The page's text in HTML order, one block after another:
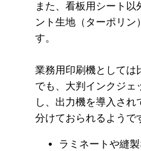
また、看板用シート
ント生地（ターポリ
す。
業務用印刷機としては
でも、大判インクジェ
し、出力機を導入さ
分けておられるようで
ラミネートや縫